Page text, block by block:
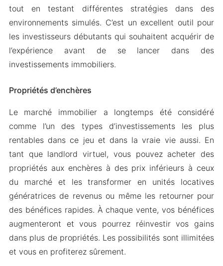
tout en testant différentes stratégies dans des
environnements simulés. C’est un excellent outil pour
les investisseurs débutants qui souhaitent acquérir de
l’expérience avant de se lancer dans des
investissements immobiliers.
Propriétés d’enchères
Le marché immobilier a longtemps été considéré
comme l’un des types d’investissements les plus
rentables dans ce jeu et dans la vraie vie aussi. En
tant que landlord virtuel, vous pouvez acheter des
propriétés aux enchères à des prix inférieurs à ceux
du marché et les transformer en unités locatives
génératrices de revenus ou même les retourner pour
des bénéfices rapides. À chaque vente, vos bénéfices
augmenteront et vous pourrez réinvestir vos gains
dans plus de propriétés. Les possibilités sont illimitées
et vous en profiterez sûrement.